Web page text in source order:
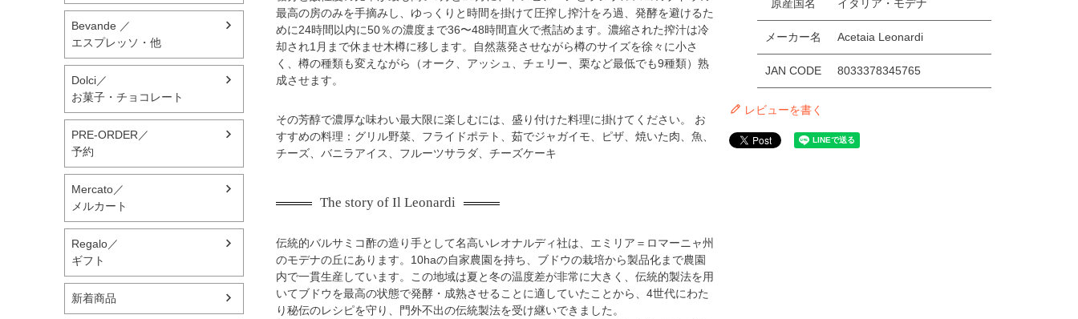
Bevande ／
エスプレッソ・他
Dolci／
お菓子・チョコレート
PRE-ORDER／
予約
Mercato／
メルカート
Regalo／
ギフト
新着商品
最高の房のみを手摘みし、ゆっくりと時間を掛けて圧搾し搾汁をろ過、発酵を避けるた
めに24時間以内に50％の濃度まで36〜48時間直火で煮詰めます。濃縮された搾汁は冷
却され1月まで休ませ木樽に移します。自然蒸発させながら樽のサイズを徐々に小さ
く、樽の種類も変えながら（オーク、アッシュ、チェリー、栗など最低でも9種類）熟
成させます。
その芳醇で濃厚な味わい最大限に楽しむには、盛り付けた料理に掛けてください。 お
すすめの料理：グリル野菜、フライドポテト、茹でジャガイモ、ピザ、焼いた肉、魚、
チーズ、バニラアイス、フルーツサラダ、チーズケーキ
The story of Il Leonardi
伝統的バルサミコ酢の造り手として名高いレオナルディ社は、エミリア＝ロマーニャ州
のモデナの丘にあります。10haの自家農園を持ち、ブドウの栽培から製品化まで農園
内で一貫生産しています。この地域は夏と冬の温度差が非常に大きく、伝統的製法を用
いてブドウを最高の状態で発酵・成熟させることに適していたことから、4世代にわた
り秘伝のレシピを守り、門外不出の伝統製法を受け継いできました。
原産国名 イタリア・モデナ
メーカー名 Acetaia Leonardi
JAN CODE 8033378345765
レビューを書く